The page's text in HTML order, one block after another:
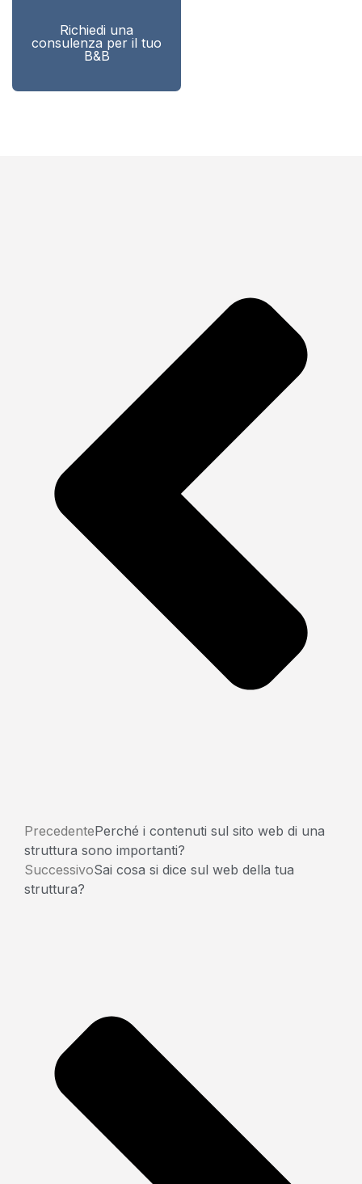
Richiedi una
consulenza per il tuo
B&B
PrecedentePerché i contenuti sul sito web di una
struttura sono importanti?
SuccessivoSai cosa si dice sul web della tua
struttura?